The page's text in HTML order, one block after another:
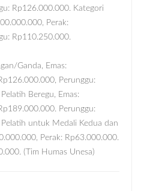
Rp126.000.000. Kategori
Perak:
Rp110.250.000.
Ganda, Emas:
Perunggu:
Beregu, Emas:
Perunggu:
untuk Medali Kedua dan
Perak: Rp63.000.000.
(Tim Humas Unesa)